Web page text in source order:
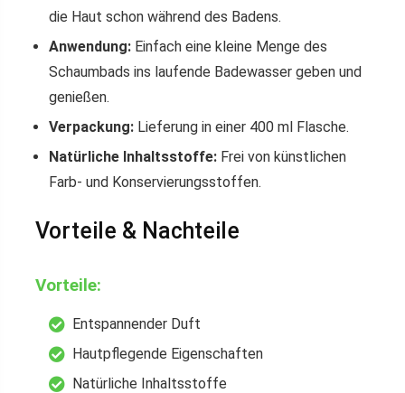
die Haut schon während des Badens.
Anwendung: Einfach eine kleine Menge des
Schaumbads ins laufende Badewasser geben und
genießen.
Verpackung: Lieferung in einer 400 ml Flasche.
Natürliche Inhaltsstoffe: Frei von künstlichen
Farb- und Konservierungsstoffen.
Vorteile & Nachteile
Vorteile:
Entspannender Duft
Hautpflegende Eigenschaften
Natürliche Inhaltsstoffe